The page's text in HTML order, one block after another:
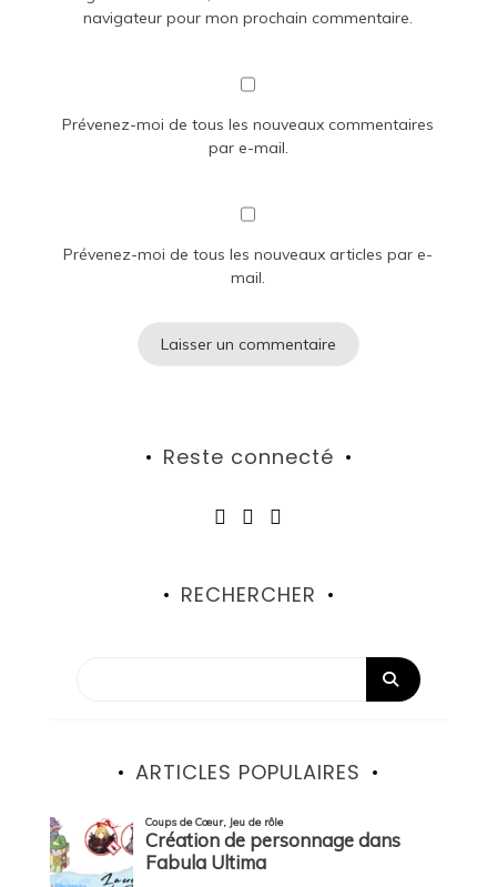
navigateur pour mon prochain commentaire.
Prévenez-moi de tous les nouveaux commentaires
par e-mail.
Prévenez-moi de tous les nouveaux articles par e-
mail.
Reste connecté
RECHERCHER
ARTICLES POPULAIRES